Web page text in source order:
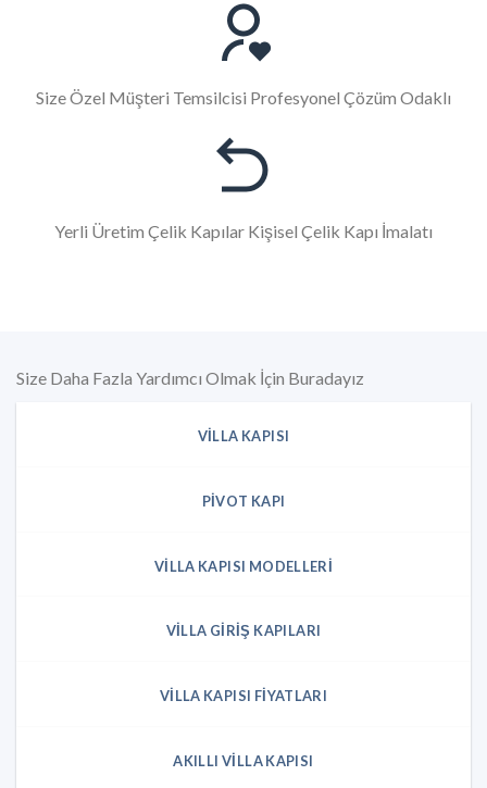
Size Özel Müşteri Temsilcisi Profesyonel Çözüm Odaklı
Yerli Üretim Çelik Kapılar Kişisel Çelik Kapı İmalatı
Size Daha Fazla Yardımcı Olmak İçin Buradayız
VILLA KAPISI
PIVOT KAPI
VILLA KAPISI MODELLERI
VILLA GIRIŞ KAPILARI
VILLA KAPISI FIYATLARI
AKILLI VILLA KAPISI